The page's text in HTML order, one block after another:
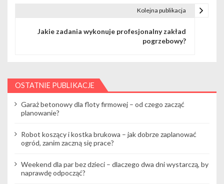
j
a
w
p
Kolejna publikacja
Jakie zadania wykonuje profesjonalny zakład
pogrzebowy?
OSTATNIE PUBLIKACJE
Garaż betonowy dla floty firmowej – od czego zacząć
planowanie?
Robot koszący i kostka brukowa – jak dobrze zaplanować
ogród, zanim zaczną się prace?
Weekend dla par bez dzieci – dlaczego dwa dni wystarczą, by
naprawdę odpocząć?